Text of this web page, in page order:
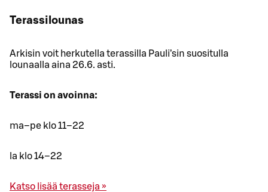
Terassilounas
Arkisin voit herkutella terassilla Pauli’sin suositulla
lounaalla aina 26.6. asti.
Terassi on avoinna:
ma–pe klo 11–22
la klo 14–22
Katso lisää terasseja »